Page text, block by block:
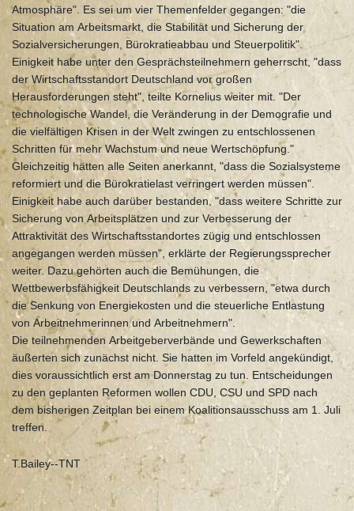
Atmosphäre". Es sei um vier Themenfelder gegangen: "die
Situation am Arbeitsmarkt, die Stabilität und Sicherung der
Sozialversicherungen, Bürokratieabbau und Steuerpolitik".
Einigkeit habe unter den Gesprächsteilnehmern geherrscht, "dass
der Wirtschaftsstandort Deutschland vor großen
Herausforderungen steht", teilte Kornelius weiter mit. "Der
technologische Wandel, die Veränderung in der Demografie und
die vielfältigen Krisen in der Welt zwingen zu entschlossenen
Schritten für mehr Wachstum und neue Wertschöpfung."
Gleichzeitig hätten alle Seiten anerkannt, "dass die Sozialsysteme
reformiert und die Bürokratielast verringert werden müssen".
Einigkeit habe auch darüber bestanden, "dass weitere Schritte zur
Sicherung von Arbeitsplätzen und zur Verbesserung der
Attraktivität des Wirtschaftsstandortes zügig und entschlossen
angegangen werden müssen", erklärte der Regierungssprecher
weiter. Dazu gehörten auch die Bemühungen, die
Wettbewerbsfähigkeit Deutschlands zu verbessern, "etwa durch
die Senkung von Energiekosten und die steuerliche Entlastung
von Arbeitnehmerinnen und Arbeitnehmern".
Die teilnehmenden Arbeitgeberverbände und Gewerkschaften
äußerten sich zunächst nicht. Sie hatten im Vorfeld angekündigt,
dies voraussichtlich erst am Donnerstag zu tun. Entscheidungen
zu den geplanten Reformen wollen CDU, CSU und SPD nach
dem bisherigen Zeitplan bei einem Koalitionsausschuss am 1. Juli
treffen.
T.Bailey--TNT